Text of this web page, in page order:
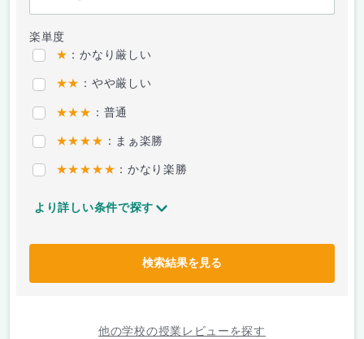
楽単度
★ ：かなり厳しい
★★ ：やや厳しい
★★★ ：普通
★★★★ ：まぁ楽勝
★★★★★ ：かなり楽勝
より詳しい条件で探す
検索結果を見る
他の学校の授業レビューを探す